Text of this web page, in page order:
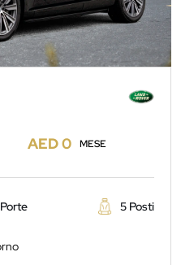
AED 0 MESE
5 Posti